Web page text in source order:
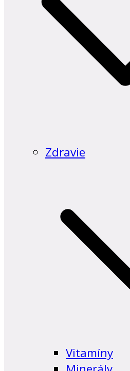
Zdravie
Vitamíny